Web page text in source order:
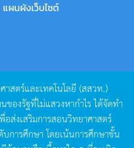
แผนผังเว็บไซต์
สตร์และเทคโนโลยี (สสวท.)
ของรัฐที่ไม่แสวงหากำไรได้จัดทำ
อส่งเสริมการสอนวิทยาศาสตร์
การศึกษา โดยเน้นการศึกษาขั้น